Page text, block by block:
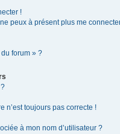
!
peux à présent plus me
forum » ?
n’est toujours pas correcte !
à mon nom d’utilisateur ?